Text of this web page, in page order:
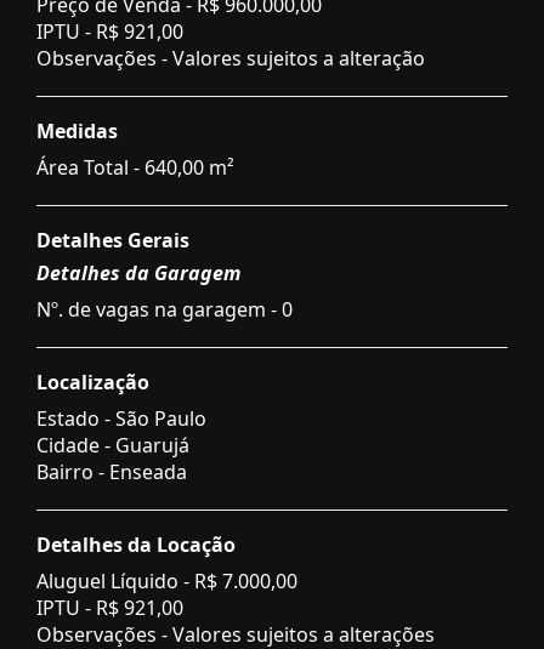
IPTU - R$ 921,00
Observações - Valores sujeitos a alteração
Medidas
Área Total - 640,00 m²
Detalhes Gerais
Detalhes da Garagem
Nº. de vagas na garagem - 0
Localização
Estado -São Paulo
Cidade - Guarujá
Bairro - Enseada
Detalhes da Locação
Aluguel Líquido - R$ 7.000,00
IPTU - R$ 921,00
Observações - Valores sujeitos a alterações